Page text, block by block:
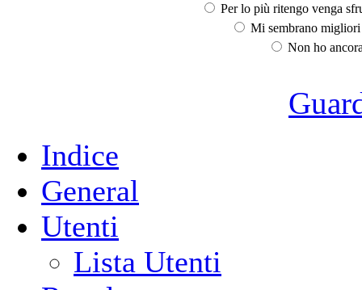
Per lo più ritengo venga
Mi sembrano
Non ho
Indice
General
Utenti
Lista Utenti